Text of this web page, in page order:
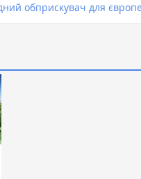
обприскувач для